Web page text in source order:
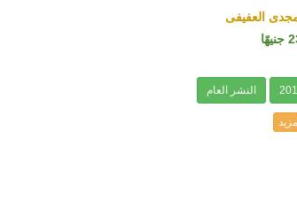
العفيفى
النشر العام